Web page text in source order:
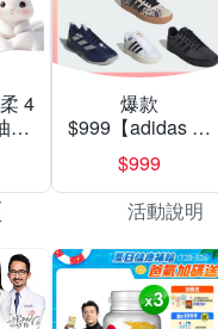
4
取
爆款
$999【adidas 愛
迪達】男/女 精選
運動鞋休閒鞋 任
選均一價
$999
活動說明